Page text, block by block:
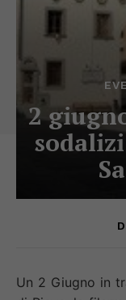
2
Un 2 Giugno in